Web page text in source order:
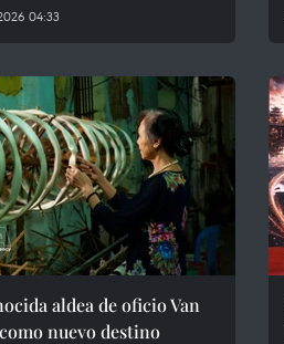
04:33
aldea de oficio Van
nuevo destino